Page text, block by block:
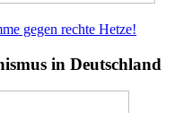
gegen rechte Hetze!
in Deutschland